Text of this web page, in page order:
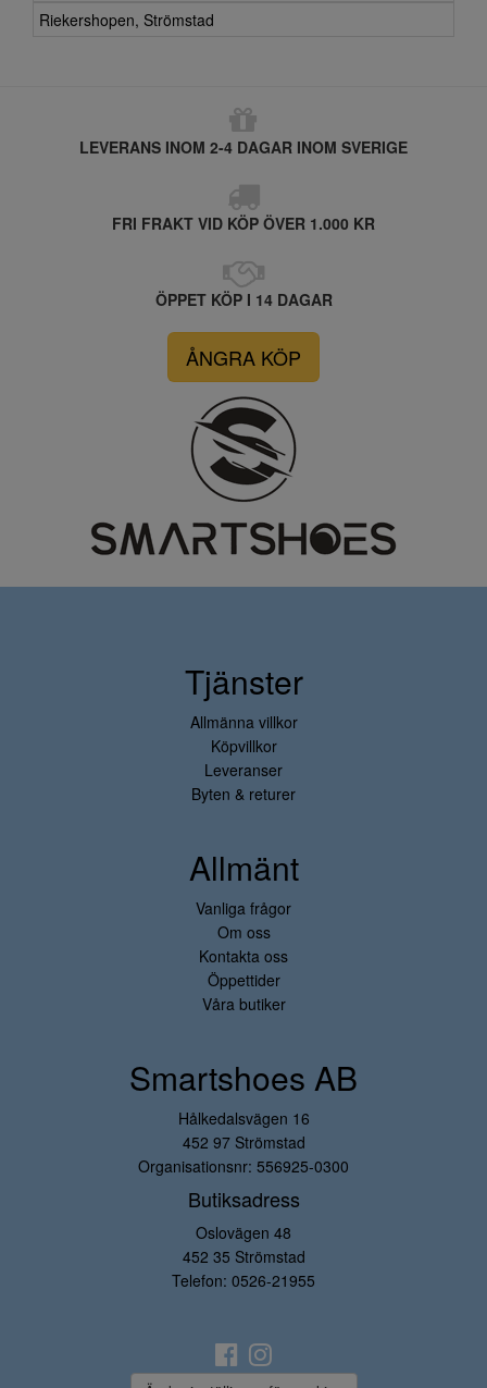
Riekershopen, Strömstad
LEVERANS INOM 2-4 DAGAR INOM SVERIGE
FRI FRAKT VID KÖP ÖVER 1.000 KR
ÖPPET KÖP I 14 DAGAR
ÅNGRA KÖP
Tjänster
Allmänna villkor
Köpvillkor
Leveranser
Byten & returer
Allmänt
Vanliga frågor
Om oss
Kontakta oss
Öppettider
Våra butiker
Smartshoes AB
Hålkedalsvägen 16
452 97 Strömstad
Organisationsnr: 556925-0300
Butiksadress
Oslovägen 48
452 35 Strömstad
Telefon: 0526-21955